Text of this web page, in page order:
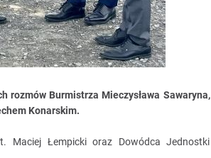
rozmów Burmistrza Mieczysława Sawaryna,
Konarskim.
Maciej Łempicki oraz Dowódca Jednostki